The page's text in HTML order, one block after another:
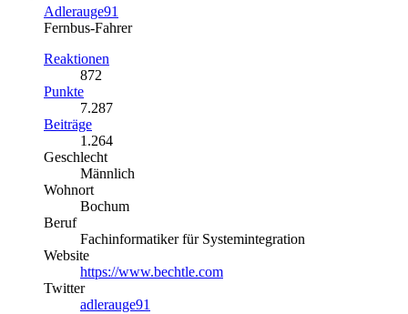
Adlerauge91
Fernbus-Fahrer
Reaktionen
872
Punkte
7.287
Beiträge
1.264
Geschlecht
Männlich
Wohnort
Bochum
Beruf
Fachinformatiker für Systemintegration
Website
https://www.bechtle.com
Twitter
adlerauge91